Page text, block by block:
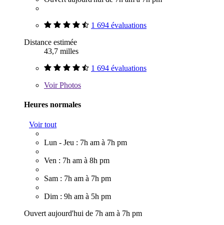
1 694 évaluations
Distance estimée
43,7 milles
1 694 évaluations
VoirPhotos
Heures normales
Voir tout
Lun - Jeu : 7h am à 7h pm
Ven : 7h am à 8h pm
Sam : 7h am à 7h pm
Dim : 9h am à 5h pm
Ouvert aujourd'hui de 7h am à 7h pm